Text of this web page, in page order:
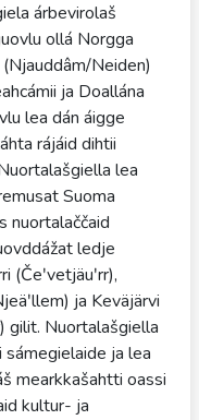
árbevirolaš
ollá Norgga
Neiden)
ja Doallána
lea dán áigge
rájáid dihtii
lea
Suoma
nuortalaččaid
ledje
(Čeʹvetjäuʹrr),
ja Keväjärvi
gilit. Nuortalašgiella
sámegielaide ja lea
mearkkašahtti oassi
kultur- ja